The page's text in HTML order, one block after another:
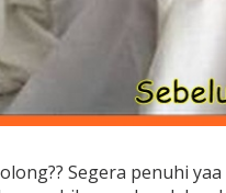
Segera penuhi